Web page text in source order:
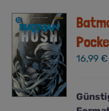
16,99€